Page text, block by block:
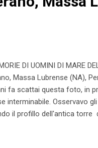
DI UOMINI DI MARE
Massa Lubrense (NA),
fa scattai questa foto, in
interminabile. Osservavo
il profillo dell'antica torre